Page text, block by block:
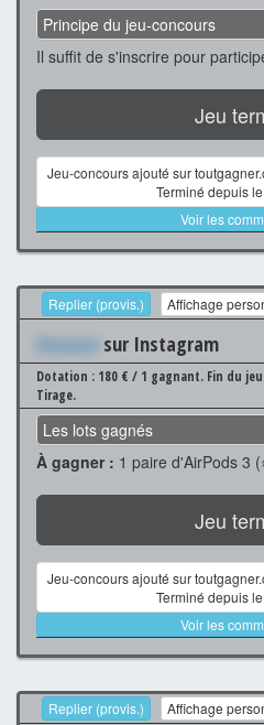
Principe du jeu-concours
Il suffit de s'inscrire pour
Jeu
Jeu-concours ajouté sur
Terminé depuis le
Voir les
Replier (provis.) Affichage
Xxxxxxx sur Instagram
Dotation : 180 € / 1 gagnant. Fin du
Tirage.
Les lots gagnés
À gagner : 1 paire d'AirPods 3
Jeu
Jeu-concours ajouté sur
Terminé depuis le
Voir les
Replier (provis.) Affichage